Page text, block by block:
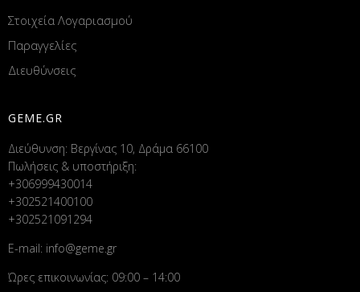
Στοιχεία Λογαριασμού
Παραγγελίες
Διευθύνσεις
GEME.GR
Διεύθυνση: Βεργίνας 10, Δράμα 66100
Πωλήσεις & υποστήριξη:
+306999430014
+302521400100
+302521091294
E-mail: info@geme.gr
Ώρες επικοινωνίας: 09:00 – 14:00